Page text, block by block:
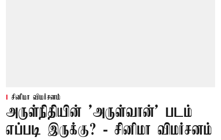
சினிமா விமர்சனம்
அருள்நிதியின் 'அருள்வான்' படம்
எப்படி இருக்கு? - சினிமா விமர்சனம்